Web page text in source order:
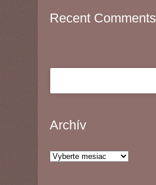
Recent Comments
Archív
Archív